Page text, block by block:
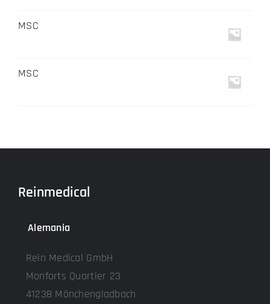
MSC
MSC
Reinmedical
Alemania
Rein Medical GmbH
Monforts Quartier 23
41238 Mönchengladbach